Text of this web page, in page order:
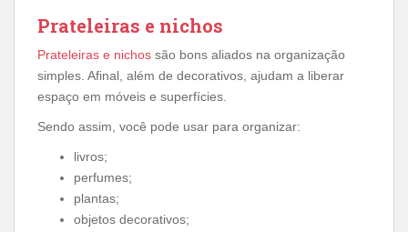
Prateleiras e nichos
Prateleiras e nichos são bons aliados na organização
simples. Afinal, além de decorativos, ajudam a liberar
espaço em móveis e superfícies.
Sendo assim, você pode usar para organizar:
livros;
perfumes;
plantas;
objetos decorativos;